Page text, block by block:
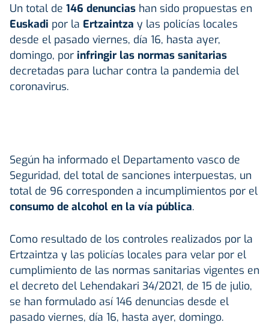
Un total de 146 denuncias han sido propuestas en
Euskadi por la Ertzaintza y las policías locales
desde el pasado viernes, día 16, hasta ayer,
domingo, por infringir las normas sanitarias
decretadas para luchar contra la pandemia del
coronavirus.
Según ha informado el Departamento vasco de
Seguridad, del total de sanciones interpuestas, un
total de 96 corresponden a incumplimientos por el
consumo de alcohol en la vía pública.
Como resultado de los controles realizados por la
Ertzaintza y las policías locales para velar por el
cumplimiento de las normas sanitarias vigentes en
el decreto del Lehendakari 34/2021, de 15 de julio,
se han formulado así 146 denuncias desde el
pasado viernes, día 16, hasta ayer, domingo.